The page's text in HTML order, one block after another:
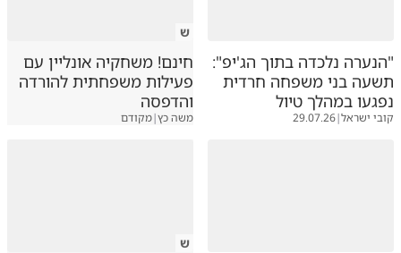
"הנערה נלכדה בתוך הג'יפ":
תשעה בני משפחה חרדית
נפגעו במהלך טיול
קובי ישראל|
29.07.26
ש
חינם! משחקיה אונליין עם
פעילות משפחתית להורדה
והדפסה
משה כץ|מקודם
ש